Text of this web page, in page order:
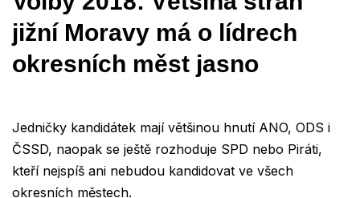
jižní Moravy má o lídrech
okresních měst jasno
Jedničky kandidátek mají většinou hnutí ANO, ODS i
ČSSD, naopak se ještě rozhoduje SPD nebo Piráti,
kteří nejspíš ani nebudou kandidovat ve všech
okresních městech.